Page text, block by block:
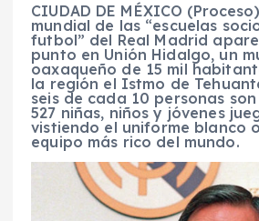
CIUDAD DE MÉXICO
mundial de las “escuelas
futbol” del Real Madrid
punto en Unión Hidalgo, un
oaxaqueño de 15 mil
la región el Istmo de
seis de cada 10 personas
527 niñas, niños y jóvenes
vistiendo el uniforme blanco
equipo más rico del mundo.